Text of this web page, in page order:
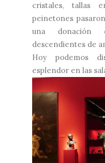
cristales, tallas
peinetones
una donación
descendientes de
Hoy podemos
esplendor en las